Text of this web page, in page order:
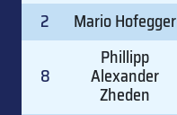
2
Mario Hofegger
8
Phillipp
Alexander
Zheden